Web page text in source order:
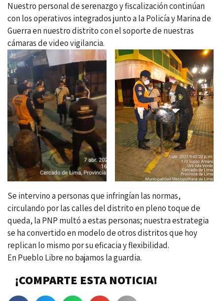
Nuestro personal de serenazgo y fiscalización continúan
con los operativos integrados junto a la Policía y Marina de
Guerra en nuestro distrito con el soporte de nuestras
cámaras de video vigilancia.
Se intervino a personas que infringían las normas,
circulando por las calles del distrito en pleno toque de
queda, la PNP multó a estas personas; nuestra estrategia
se ha convertido en modelo de otros distritos que hoy
replican lo mismo por su eficacia y flexibilidad.
En Pueblo Libre no bajamos la guardia.
¡COMPARTE ESTA NOTICIA!